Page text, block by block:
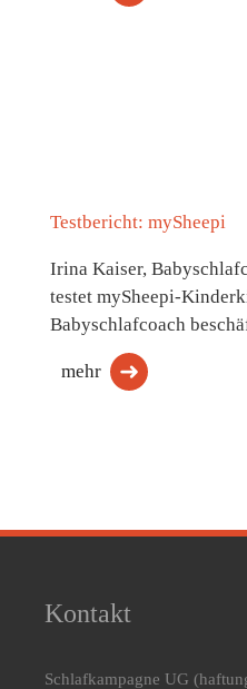
Testbericht: mySheepi
Irina Kaiser,
testet mySheepi-
Babyschlafcoach
mehr
Kontakt
Schlafkampagne UG